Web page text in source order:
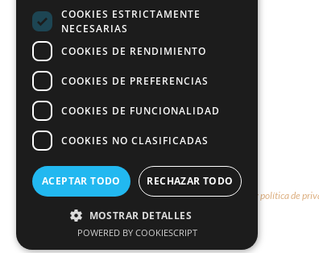
© 2026 - Marco & María -Aviso legal y política de
COOKIES ESTRICTAMENTE
NECESARIAS
COOKIES DE RENDIMIENTO
COOKIES DE PREFERENCIAS
COOKIES DE FUNCIONALIDAD
COOKIES NO CLASIFICADAS
ACEPTAR TODO RECHAZAR TODO
MOSTRAR DETALLES
POWERED BY COOKIESCRIPT